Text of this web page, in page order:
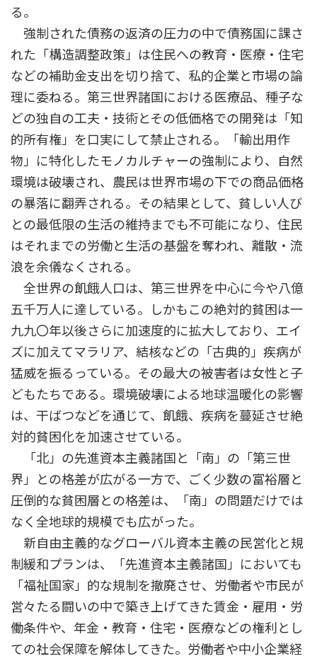
る。
強制された債務の返済の圧力の中で債務国に課さ
れた「構造調整政策」は住民への教育・医療・住宅
などの補助金支出を切り捨て、私的企業と市場の論
理に委ねる。第三世界諸国における医療品、種子な
どの独自の工夫・技術とその低価格での開発は「知
的所有権」を口実にして禁止される。「輸出用作
物」に特化したモノカルチャーの強制により、自然
環境は破壊され、農民は世界市場の下での商品価格
の暴落に翻弄される。その結果として、貧しい人び
との最低限の生活の維持までも不可能になり、住民
はそれまでの労働と生活の基盤を奪われ、離散・流
浪を余儀なくされる。
全世界の飢餓人口は、第三世界を中心に今や八億
五千万人に達している。しかもこの絶対的貧困は一
九九〇年以後さらに加速度的に拡大しており、エイ
ズに加えてマラリア、結核などの「古典的」疾病が
猛威を振るっている。その最大の被害者は女性と子
どもたちである。環境破壊による地球温暖化の影響
は、干ばつなどを通じて、飢餓、疾病を蔓延させ絶
対的貧困化を加速させている。
「北」の先進資本主義諸国と「南」の「第三世
界」との格差が広がる一方で、ごく少数の富裕層と
圧倒的な貧困層との格差は、「南」の問題だけでは
なく全地球的規模でも広がった。
新自由主義的なグローバル資本主義の民営化と規
制緩和プランは、「先進資本主義諸国」においても
「福祉国家」的な規制を撤廃させ、労働者や市民が
営々たる闘いの中で築き上げてきた賃金・雇用・労
働条件や、年金・教育・住宅・医療などの権利とし
ての社会保障を解体してきた。労働者や中小企業経